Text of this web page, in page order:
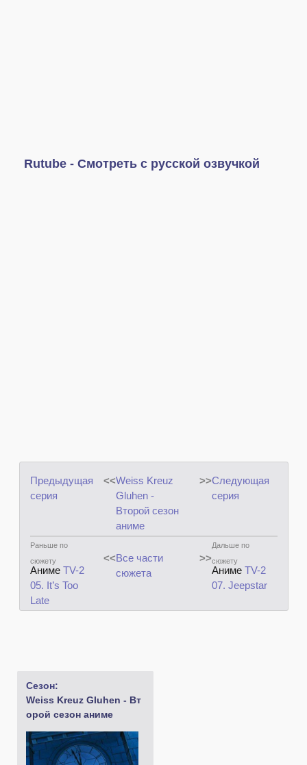
Rutube - Смотреть с русской озвучкой
Предыдущая
серия
<<Weiss Kreuz
Gluhen -
Второй сезон
аниме
>>Следующая
серия
Раньше по
сюжету
Аниме TV-2
05. It’s Too
Late
<<Все части
сюжета
>>
Дальше по
сюжету
Аниме TV-2
07. Jeepstar
Сезон:
Weiss Kreuz Gluhen - Вт
орой сезон аниме